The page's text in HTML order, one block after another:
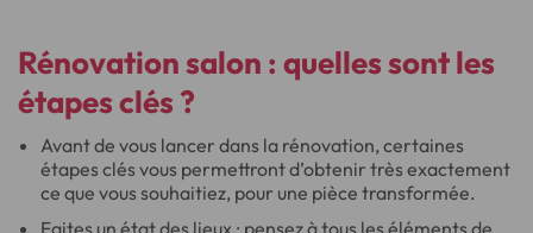
Rénovation salon : quelles sont les
étapes clés ?
Avant de vous lancer dans la rénovation, certaines
étapes clés vous permettront d’obtenir très exactement
ce que vous souhaitiez, pour une pièce transformée.
Faites un état des lieux : pensez à tous les éléments de